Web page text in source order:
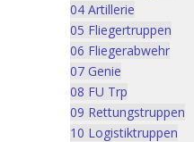
04 Artillerie
05 Fliegertruppen
06 Fliegerabwehr
07 Genie
08 FU Trp
09 Rettungstruppen
10 Logistiktruppen